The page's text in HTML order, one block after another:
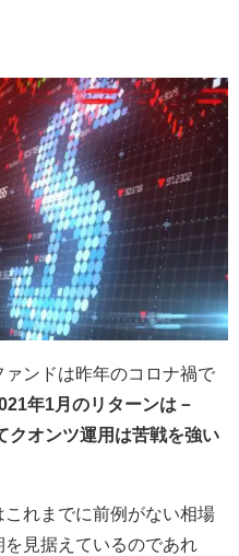
ンドは昨年のコロナ禍で
年1月のリターンは－
クオンツ運用は苦戦を強い
れまでに前例がない相場
見据えているのであれ